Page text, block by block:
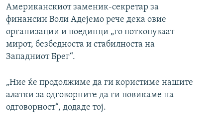
Американскиот заменик-секретар за
финансии Воли Адејемо рече дека овие
организации и поединци „го поткопуваат
мирот, безбедноста и стабилноста на
Западниот Брег“.
„Ние ќе продолжиме да ги користиме нашите
алатки за одговорните да ги повикаме на
одговорност“, додаде тој.